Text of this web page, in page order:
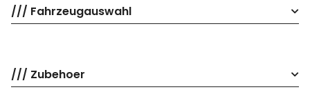
/// Fahrzeugauswahl
/// Zubehoer